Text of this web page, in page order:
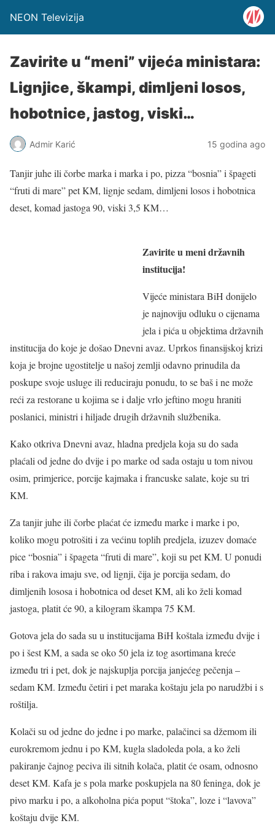
NEON Televizija
Zavirite u “meni” vijeća ministara:
Lignjice, škampi, dimljeni losos,
hobotnice, jastog, viski…
Admir Karić 15 godina ago
Tanjir juhe ili čorbe marka i marka i po, pizza “bosnia” i špageti
“fruti di mare” pet KM, lignje sedam, dimljeni losos i hobotnica
deset, komad jastoga 90, viski 3,5 KM…
Zavirite u meni državnih
institucija!
Vijeće ministara BiH donijelo
je najnoviju odluku o cijenama
jela i pića u objektima državnih
institucija do koje je došao Dnevni avaz. Uprkos finansijskoj krizi
koja je brojne ugostitelje u našoj zemlji odavno prinudila da
poskupe svoje usluge ili reduciraju ponudu, to se baš i ne može
reći za restorane u kojima se i dalje vrlo jeftino mogu hraniti
poslanici, ministri i hiljade drugih državnih službenika.
Kako otkriva Dnevni avaz, hladna predjela koja su do sada
plaćali od jedne do dvije i po marke od sada ostaju u tom nivou
osim, primjerice, porcije kajmaka i francuske salate, koje su tri
KM.
Za tanjir juhe ili čorbe plaćat će između marke i marke i po,
koliko mogu potrošiti i za većinu toplih predjela, izuzev domaće
pice “bosnia” i špageta “fruti di mare”, koji su pet KM. U ponudi
riba i rakova imaju sve, od lignji, čija je porcija sedam, do
dimljenih lososa i hobotnica od deset KM, ali ko želi komad
jastoga, platit će 90, a kilogram škampa 75 KM.
Gotova jela do sada su u institucijama BiH koštala između dvije i
po i šest KM, a sada se oko 50 jela iz tog asortimana kreće
između tri i pet, dok je najskuplja porcija janjećeg pečenja –
sedam KM. Između četiri i pet maraka koštaju jela po narudžbi i s
roštilja.
Kolači su od jedne do jedne i po marke, palačinci sa džemom ili
eurokremom jednu i po KM, kugla sladoleda pola, a ko želi
pakiranje čajnog peciva ili sitnih kolača, platit će osam, odnosno
deset KM. Kafa je s pola marke poskupjela na 80 feninga, dok je
pivo marku i po, a alkoholna pića poput “štoka”, loze i “lavova”
koštaju dvije KM.